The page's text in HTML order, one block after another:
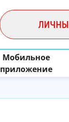
Мобильное
приложение